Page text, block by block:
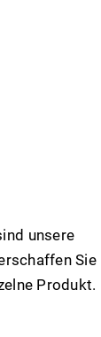
unsere
Sie
Produkt.